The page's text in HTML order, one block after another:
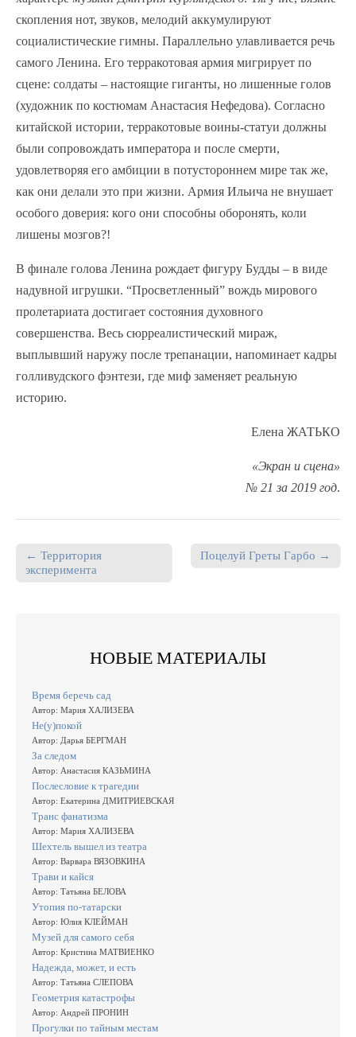
скопления нот, звуков, мелодий аккумулируют
социалистические гимны. Параллельно улавливается речь
самого Ленина. Его терракотовая армия мигрирует по
сцене: солдаты – настоящие гиганты, но лишенные голов
(художник по костюмам Анастасия Нефедова). Согласно
китайской истории, терракотовые воины-статуи должны
были сопровождать императора и после смерти,
удовлетворяя его амбиции в потустороннем мире так же,
как они делали это при жизни. Армия Ильича не внушает
особого доверия: кого они способны оборонять, коли
лишены мозгов?!
В финале голова Ленина рождает фигуру Будды – в виде
надувной игрушки. “Просветленный” вождь мирового
пролетариата достигает состояния духовного
совершенства. Весь сюрреалистический мираж,
выплывший наружу после трепанации, напоминает кадры
голливудского фэнтези, где миф заменяет реальную
историю.
Елена ЖАТЬКО
«Экран и сцена»
№ 21 за 2019 год.
Post navigation
← Территория
эксперимента
Поцелуй Греты Гарбо →
НОВЫЕ МАТЕРИАЛЫ
Время беречь сад
Автор: Мария ХАЛИЗЕВА
Не(у)покой
Автор: Дарья БЕРГМАН
За следом
Автор: Анастасия КАЗЬМИНА
Послесловие к трагедии
Автор: Екатерина ДМИТРИЕВСКАЯ
Транс фанатизма
Автор: Мария ХАЛИЗЕВА
Шехтель вышел из театра
Автор: Варвара ВЯЗОВКИНА
Трави и кайся
Автор: Татьяна БЕЛОВА
Утопия по-татарски
Автор: Юлия КЛЕЙМАН
Музей для самого себя
Автор: Кристина МАТВИЕНКО
Надежда, может, и есть
Автор: Татьяна СЛЕПОВА
Геометрия катастрофы
Автор: Андрей ПРОНИН
Прогулки по тайным местам